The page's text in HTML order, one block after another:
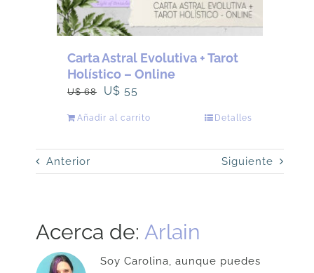
Carta Astral Evolutiva + Tarot
Holístico – Online
U$68
El
U$55
Añadir al carrito Detalles
Anterior Siguiente
Acerca de:Arlain
Soy Carolina, aunque puedes